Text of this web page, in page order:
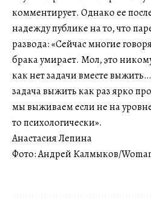
комментирует. Однако ее
надежду публике на то, что
развода: «Сейчас многие
брака умирает. Мол, это
как нет задачи вместе
задача выжить как раз ярко
мы выживаем если не на
то психологически».
Анастасия Лепина
Фото: Андрей Калмыков/